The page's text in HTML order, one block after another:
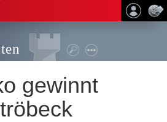
gewinnt